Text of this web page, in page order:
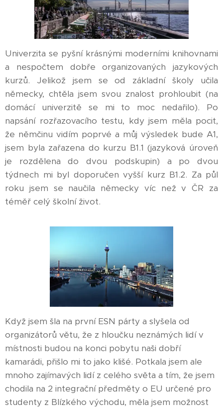
Univerzita se pyšní krásnými moderními knihovnami
a nespočtem dobře organizovaných jazykových
kurzů. Jelikož jsem se od základní školy učila
německy, chtěla jsem svou znalost prohloubit (na
domácí univerzitě se mi to moc nedařilo). Po
napsání rozřazovacího testu, kdy jsem měla pocit,
že němčinu vidím poprvé a můj výsledek bude A1,
jsem byla zařazena do kurzu B1.1 (jazyková úroveň
je rozdělena do dvou podskupin) a po dvou
týdnech mi byl doporučen vyšší kurz B1.2. Za půl
roku jsem se naučila německy víc než v ČR za
téměř celý školní život.
Když jsem šla na první ESN párty a slyšela od
organizátorů větu, že z hloučku neznámých lidí v
místnosti budou na konci pobytu naši dobří
kamarádi, přišlo mi to jako klišé. Potkala jsem ale
mnoho zajímavých lidí z celého světa a tím, že jsem
chodila na 2 integrační předměty o EU určené pro
studenty z Blízkého východu, měla jsem možnost